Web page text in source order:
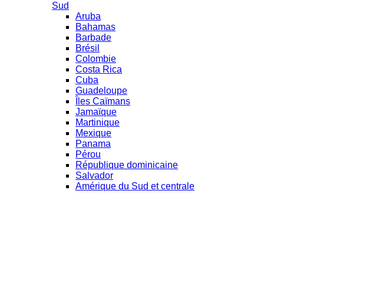
Sud
Aruba
Bahamas
Barbade
Brésil
Colombie
Costa Rica
Cuba
Guadeloupe
Îles Caïmans
Jamaïque
Martinique
Mexique
Panama
Pérou
République dominicaine
Salvador
Amérique du Sud et centrale